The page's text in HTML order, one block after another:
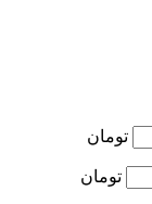
تومان
تومان